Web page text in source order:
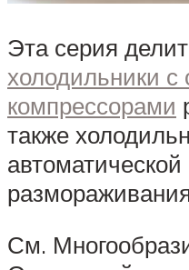
Эта серия
холодильники
компрессорами
также
См.